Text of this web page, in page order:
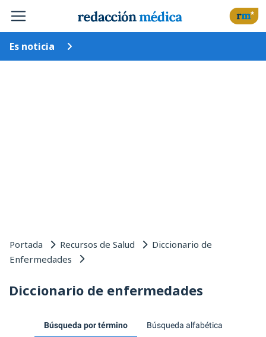
Es noticia
Portada Recursos de Salud Diccionario de
Enfermedades
Diccionario de enfermedades
Búsqueda por término Búsqueda alfabética